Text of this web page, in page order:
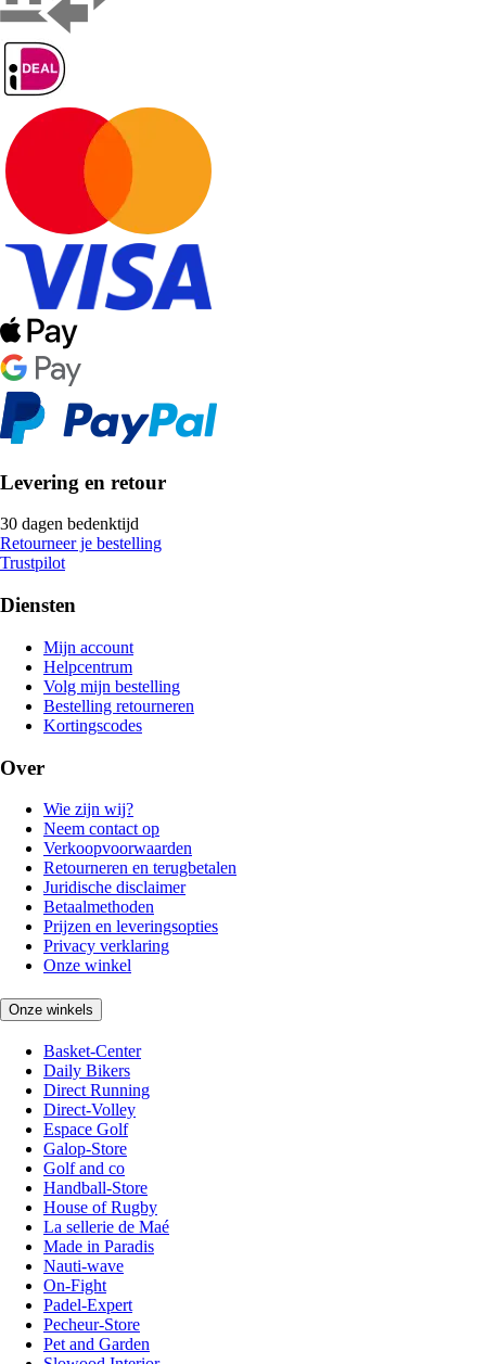
Levering en retour
30 dagen bedenktijd
Retourneer je bestelling
Trustpilot
Diensten
Mijn account
Helpcentrum
Volg mijn bestelling
Bestelling retourneren
Kortingscodes
Over
Wie zijn wij?
Neem contact op
Verkoopvoorwaarden
Retourneren en terugbetalen
Juridische disclaimer
Betaalmethoden
Prijzen en leveringsopties
Privacy verklaring
Onze winkel
Onze winkels
Basket-Center
Daily Bikers
Direct Running
Direct-Volley
Espace Golf
Galop-Store
Golf and co
Handball-Store
House of Rugby
La sellerie de Maé
Made in Paradis
Nauti-wave
On-Fight
Padel-Expert
Pecheur-Store
Pet and Garden